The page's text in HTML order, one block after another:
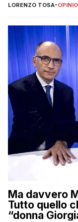
LORENZO TOSA-
Ma davvero
Tutto quello
“donna